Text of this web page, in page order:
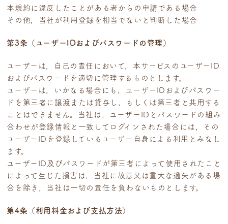
本規約に違反したことがある者からの申請である場合
その他，当社が利用登録を相当でないと判断した場合
第3条（ユーザーIDおよびパスワードの管理）
ユーザーは，自己の責任において，本サービスのユーザーID
およびパスワードを適切に管理するものとします。
ユーザーは，いかなる場合にも，ユーザーIDおよびパスワー
ドを第三者に譲渡または貸与し，もしくは第三者と共用する
ことはできません。当社は，ユーザーIDとパスワードの組み
合わせが登録情報と一致してログインされた場合には，その
ユーザーIDを登録しているユーザー自身による利用とみなし
ます。
ユーザーID及びパスワードが第三者によって使用されたこと
によって生じた損害は，当社に故意又は重大な過失がある場
合を除き，当社は一切の責任を負わないものとします。
第4条（利用料金および支払方法）